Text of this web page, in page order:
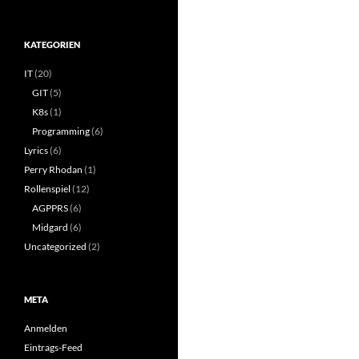
KATEGORIEN
IT(20)
GIT(5)
K8s(1)
Programming(6)
Lyrics(6)
Perry Rhodan (1)
Rollenspiel (12)
AGPPRS(6)
Midgard (6)
Uncategorized (2)
META
Anmelden
Eintrags-Feed